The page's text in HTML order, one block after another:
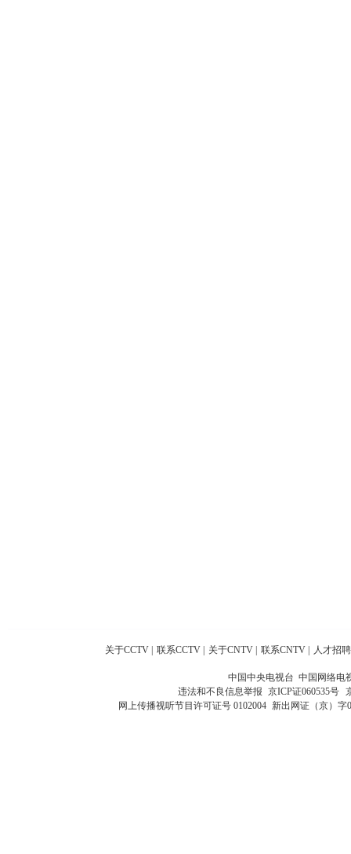
关于CCTV 联系CCTV 关于CNTV 联系CNTV 人才招聘
中国中央电视台 中国网络电
违法和不良信息举报 京ICP证060535号
网上传播视听节目许可证号 0102004 新出网证（京）